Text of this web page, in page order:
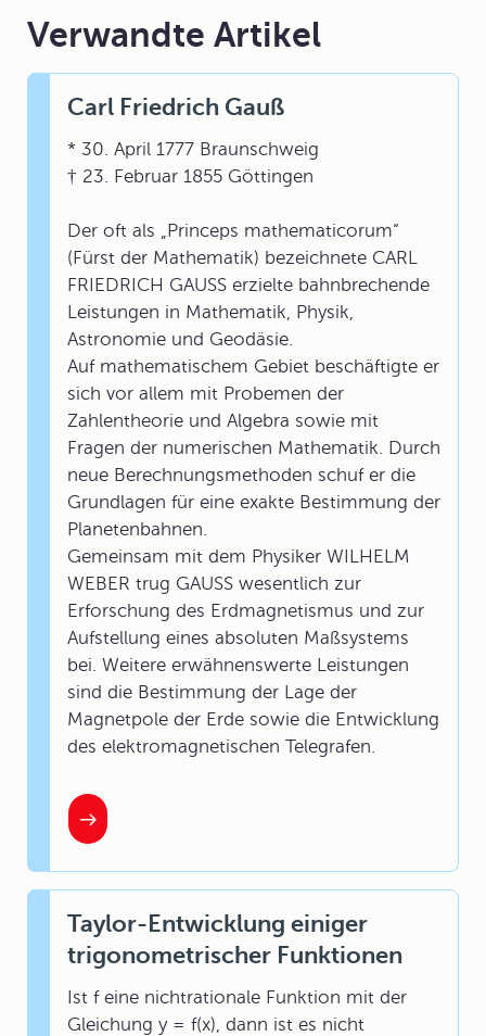
Verwandte Artikel
Carl Friedrich Gauß
* 30. April 1777 Braunschweig
† 23. Februar 1855 Göttingen
Der oft als „Princeps mathematicorum“
(Fürst der Mathematik) bezeichnete CARL
FRIEDRICH GAUSS erzielte bahnbrechende
Leistungen in Mathematik, Physik,
Astronomie und Geodäsie.
Auf mathematischem Gebiet beschäftigte er
sich vor allem mit Probemen der
Zahlentheorie und Algebra sowie mit
Fragen der numerischen Mathematik. Durch
neue Berechnungsmethoden schuf er die
Grundlagen für eine exakte Bestimmung der
Planetenbahnen.
Gemeinsam mit dem Physiker WILHELM
WEBER trug GAUSS wesentlich zur
Erforschung des Erdmagnetismus und zur
Aufstellung eines absoluten Maßsystems
bei. Weitere erwähnenswerte Leistungen
sind die Bestimmung der Lage der
Magnetpole der Erde sowie die Entwicklung
des elektromagnetischen Telegrafen.
Taylor-Entwicklung einiger
trigonometrischer Funktionen
Ist f eine nichtrationale Funktion mit der
Gleichung y = f(x), dann ist es nicht